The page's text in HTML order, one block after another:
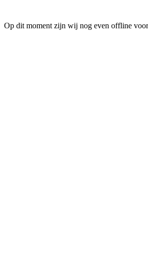
Op dit moment zijn wij nog even offline